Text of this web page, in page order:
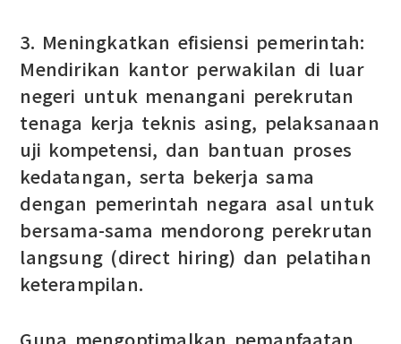
3. Meningkatkan efisiensi pemerintah:
Mendirikan kantor perwakilan di luar
negeri untuk menangani perekrutan
tenaga kerja teknis asing, pelaksanaan
uji kompetensi, dan bantuan proses
kedatangan, serta bekerja sama
dengan pemerintah negara asal untuk
bersama-sama mendorong perekrutan
langsung (direct hiring) dan pelatihan
keterampilan.